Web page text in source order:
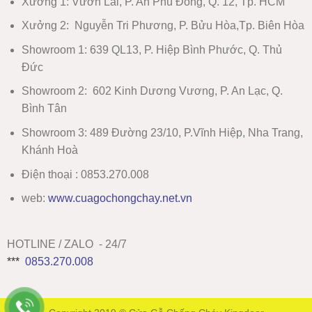
Xưởng 2: Nguyễn Tri Phương, P. Bửu Hòa,Tp. Biên Hòa
Showroom 1: 639 QL13, P. Hiệp Bình Phước, Q. Thủ
Đức
Showroom 2: 602 Kinh Dương Vương, P. An Lạc, Q.
Bình Tân
Showroom 3: 489 Đường 23/10, P.Vĩnh Hiệp, Nha Trang,
Khánh Hoà
Điện thoại : 0853.270.008
web: www.cuagochongchay.net.vn
HOTLINE / ZALO - 24/7
*** 0853.270.008